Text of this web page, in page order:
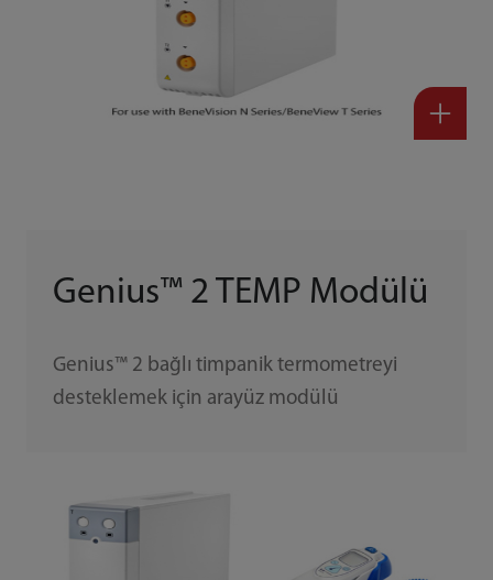
Genius™ 2 TEMP Modülü
Genius™ 2 bağlı timpanik termometreyi
desteklemek için arayüz modülü